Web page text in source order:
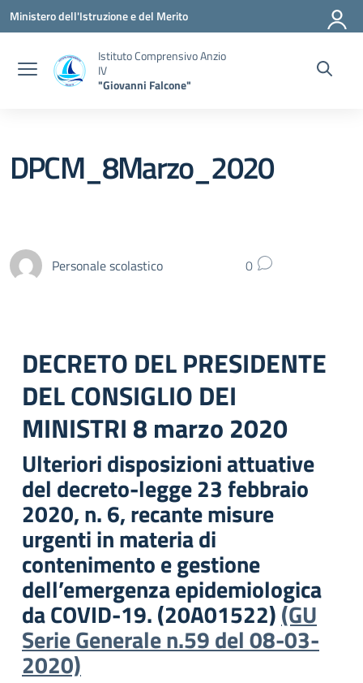
Vai ai contenuti
Vai al menu di navigazione
Vai al footer
Ministero dell'Istruzione e del Merito
Istituto Comprensivo Anzio
IV
"Giovanni Falcone"
DPCM_8Marzo_2020
Personale scolastico 0
DECRETO DEL PRESIDENTE
DEL CONSIGLIO DEI
MINISTRI 8 marzo 2020
Ulteriori disposizioni attuative
del decreto-legge 23 febbraio
2020, n. 6, recante misure
urgenti in materia di
contenimento e gestione
dell’emergenza epidemiologica
da COVID-19. (20A01522)(GU
Serie Generale n.59 del 08-03-
2020)